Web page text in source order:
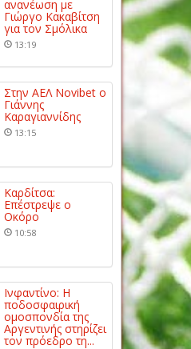
ανανέωση με
Γιώργο Κακαβίτση
για τον Σμόλικα
13:19
Στην ΑΕΛ Novibet ο
Γιάννης
Καραγιαννίδης
13:15
Καρδίτσα:
Επέστρεψε ο
Οκόρο
10:58
Ινφαντίνο: Η
ποδοσφαιρική
ομοσπονδία της
Αργεντινής στηρίζει
τον πρόεδρο τη...